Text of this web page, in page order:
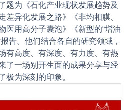
题为《石化产业现状发展趋势及
差异化发展之路》《非均相膜、
医用高分子囊泡》《新型的“增油
告。他们结合各自的研究领域，
有高度、有深度、有力度、有热
了一场别开生面的成果分享与经
极为深刻的印象。